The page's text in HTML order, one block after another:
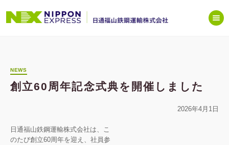
NEWS
創立60周年記念式典を開催しました
2026年4月1日
日通福山鉄鋼運輸株式会社は、こ
のたび創立60周年を迎え、社員参